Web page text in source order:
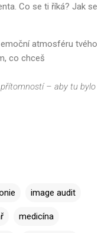
Co se ti říká? Jak se
atmosféru tvého
co chceš
– aby tu bylo
image audit
medicína